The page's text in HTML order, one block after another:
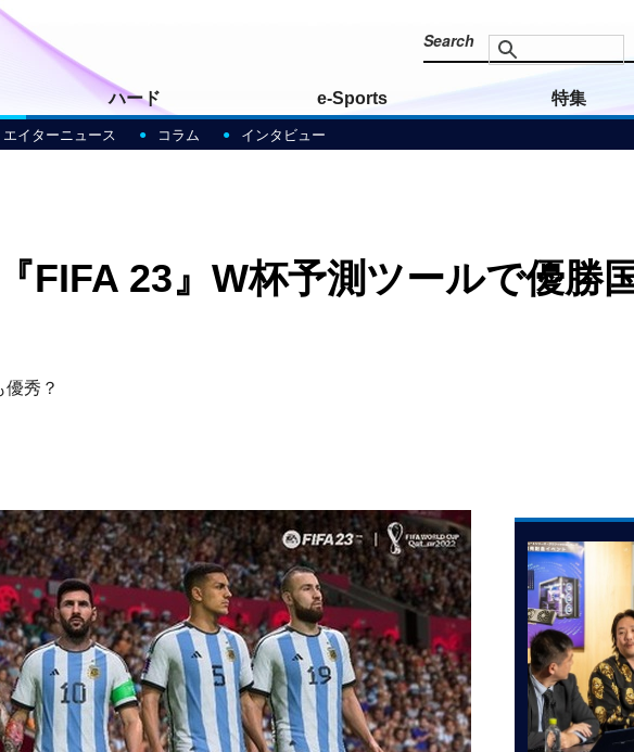
エイターニュース コラム インタビュー
ハード e-Sports 特集
FIFA 23』W杯予測ツールで優勝
秀？